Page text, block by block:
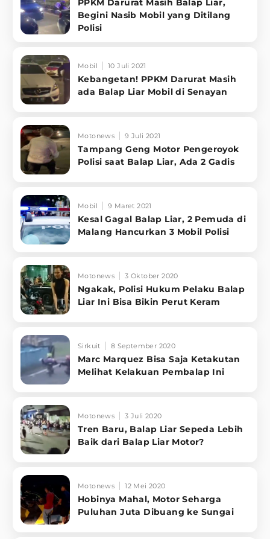
PPKM Darurat Masih Balap Liar,
Begini Nasib Mobil yang Ditilang
Polisi
Mobil 10 Juli 2021
Kebangetan! PPKM Darurat Masih
ada Balap Liar Mobil di Senayan
Motonews 9 Juli 2021
Tampang Geng Motor Pengeroyok
Polisi saat Balap Liar, Ada 2 Gadis
Mobil 9 Maret 2021
Kesal Gagal Balap Liar, 2 Pemuda di
Malang Hancurkan 3 Mobil Polisi
Motonews 3 Oktober 2020
Ngakak, Polisi Hukum Pelaku Balap
Liar Ini Bisa Bikin Perut Keram
Sirkuit 8 September 2020
Marc Marquez Bisa Saja Ketakutan
Melihat Kelakuan Pembalap Ini
Motonews 3 Juli 2020
Tren Baru, Balap Liar Sepeda Lebih
Baik dari Balap Liar Motor?
Motonews 12 Mei 2020
Hobinya Mahal, Motor Seharga
Puluhan Juta Dibuang ke Sungai